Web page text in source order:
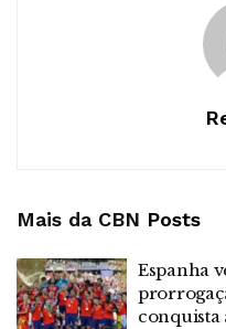
Mais da CBN Posts
Espanha
conquista